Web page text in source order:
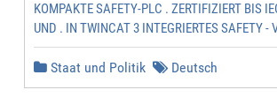
KOMPAKTE SAFETY-PLC . ZERTIFIZIERT BIS
UND . IN TWINCAT 3 INTEGRIERTES SAFETY -
Staat und Politik Deutsch